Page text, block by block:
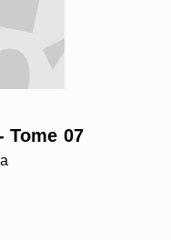
Tome 07